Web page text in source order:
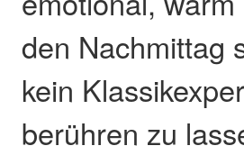
den Nachmittag
kein
berühren zu